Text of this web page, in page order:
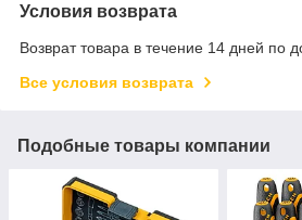
Условия возврата
Возврат товара в течение 14 дней по
Все условия возврата
Подобные товары компании